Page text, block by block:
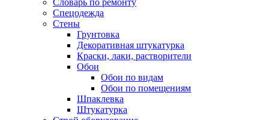
Словарь по ремонту
Спецодежда
Стены
Грунтовка
Декоративная штукатурка
Краски, лаки, растворители
Обои
Обои по видам
Обои по помещениям
Шпаклевка
Штукатурка